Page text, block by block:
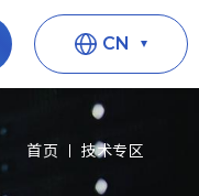
CN
首页 技术专区